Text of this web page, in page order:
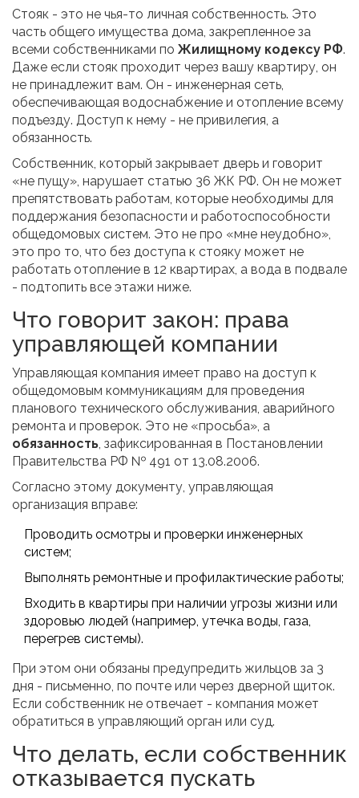
Стояк - это не чья-то личная собственность. Это
часть общего имущества дома, закрепленное за
всеми собственниками по Жилищному кодексу РФ.
Даже если стояк проходит через вашу квартиру, он
не принадлежит вам. Он - инженерная сеть,
обеспечивающая водоснабжение и отопление всему
подъезду. Доступ к нему - не привилегия, а
обязанность.
Собственник, который закрывает дверь и говорит
«не пущу», нарушает статью 36 ЖК РФ. Он не может
препятствовать работам, которые необходимы для
поддержания безопасности и работоспособности
общедомовых систем. Это не про «мне неудобно»,
это про то, что без доступа к стояку может не
работать отопление в 12 квартирах, а вода в подвале
- подтопить все этажи ниже.
Что говорит закон: права
управляющей компании
Управляющая компания имеет право на доступ к
общедомовым коммуникациям для проведения
планового технического обслуживания, аварийного
ремонта и проверок. Это не «просьба», а
обязанность, зафиксированная в Постановлении
Правительства РФ № 491 от 13.08.2006.
Согласно этому документу, управляющая
организация вправе:
Проводить осмотры и проверки инженерных
систем;
Выполнять ремонтные и профилактические работы;
Входить в квартиры при наличии угрозы жизни или
здоровью людей (например, утечка воды, газа,
перегрев системы).
При этом они обязаны предупредить жильцов за 3
дня - письменно, по почте или через дверной щиток.
Если собственник не отвечает - компания может
обратиться в управляющий орган или суд.
Что делать, если собственник
отказывается пускать